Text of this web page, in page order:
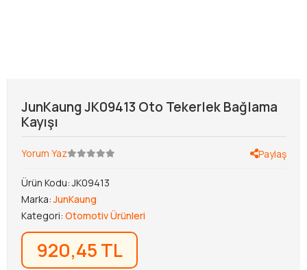
JunKaung JK09413 Oto Tekerlek Bağlama
Kayışı
Yorum Yaz Paylaş
Ürün Kodu:JK09413
Marka:JunKaung
Kategori: Otomotiv Ürünleri
920,45 TL